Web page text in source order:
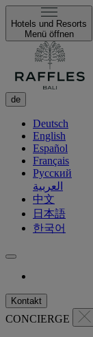
Hotels und Resorts
Menü öffnen
de
Deutsch
English
Español
Français
Русский
العربية
中文
日本語
한국어
Kontakt
CONCIERGE